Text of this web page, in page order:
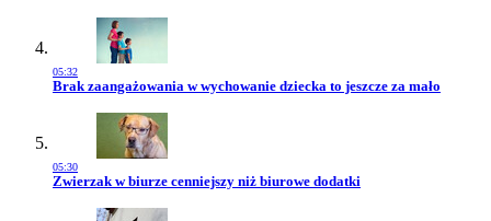
05:32
Przejdź do artykułu:
Brak zaangażowania w wychowanie dziecka to jeszcze za mało
05:30
Przejdź do artykułu:
Zwierzak w biurze cenniejszy niż biurowe dodatki